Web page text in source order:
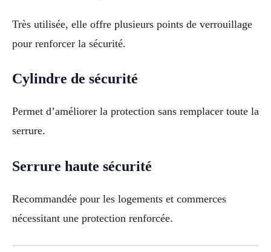
Très utilisée, elle offre plusieurs points de verrouillage
pour renforcer la sécurité.
Cylindre de sécurité
Permet d’améliorer la protection sans remplacer toute la
serrure.
Serrure haute sécurité
Recommandée pour les logements et commerces
nécessitant une protection renforcée.